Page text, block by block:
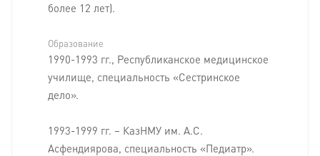
более 12 лет).
Образование
1990-1993 гг., Республиканское медицинское
училище, специальность «Сестринское
дело».
1993-1999 гг. – КазНМУ им. А.С.
Асфендиярова, специальность «Педиатр».